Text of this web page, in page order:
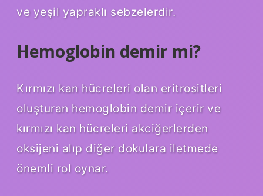
ve yeşil yapraklı sebzelerdir.
Hemoglobin demir mi?
Kırmızı kan hücreleri olan eritrositleri
oluşturan hemoglobin demir içerir ve
kırmızı kan hücreleri akciğerlerden
oksijeni alıp diğer dokulara iletmede
önemli rol oynar.